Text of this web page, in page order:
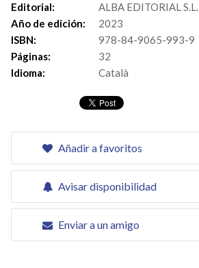
Editorial:
ALBA EDITORIAL S.L.
Año de edición:
2023
ISBN:
978-84-9065-993-9
Páginas:
32
Idioma:
Català
Añadir a favoritos
Avisar disponibilidad
Enviar a un amigo